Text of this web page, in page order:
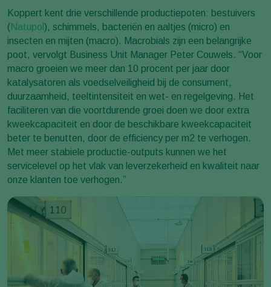
Koppert kent drie verschillende productiepoten: bestuivers
(Natupol ), schimmels, bacteriën en aaltjes (micro) en
insecten en mijten (macro). Macrobials zijn een belangrijke
poot, vervolgt Business Unit Manager Peter Couwels. “Voor
macro groeien we meer dan 10 procent per jaar door
katalysatoren als voedselveiligheid bij de consument,
duurzaamheid, teeltintensiteit en wet- en regelgeving. Het
faciliteren van die voortdurende groei doen we door extra
kweekcapaciteit en door de beschikbare kweekcapaciteit
beter te benutten, door de efficiency per m2 te verhogen.
Met meer stabiele productie-outputs kunnen we het
servicelevel op het vlak van leverzekerheid en kwaliteit naar
onze klanten toe verhogen.”